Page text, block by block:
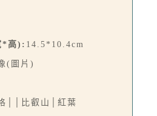
*高): 14.5*10.4cm
(圖片)
││比叡山│紅葉